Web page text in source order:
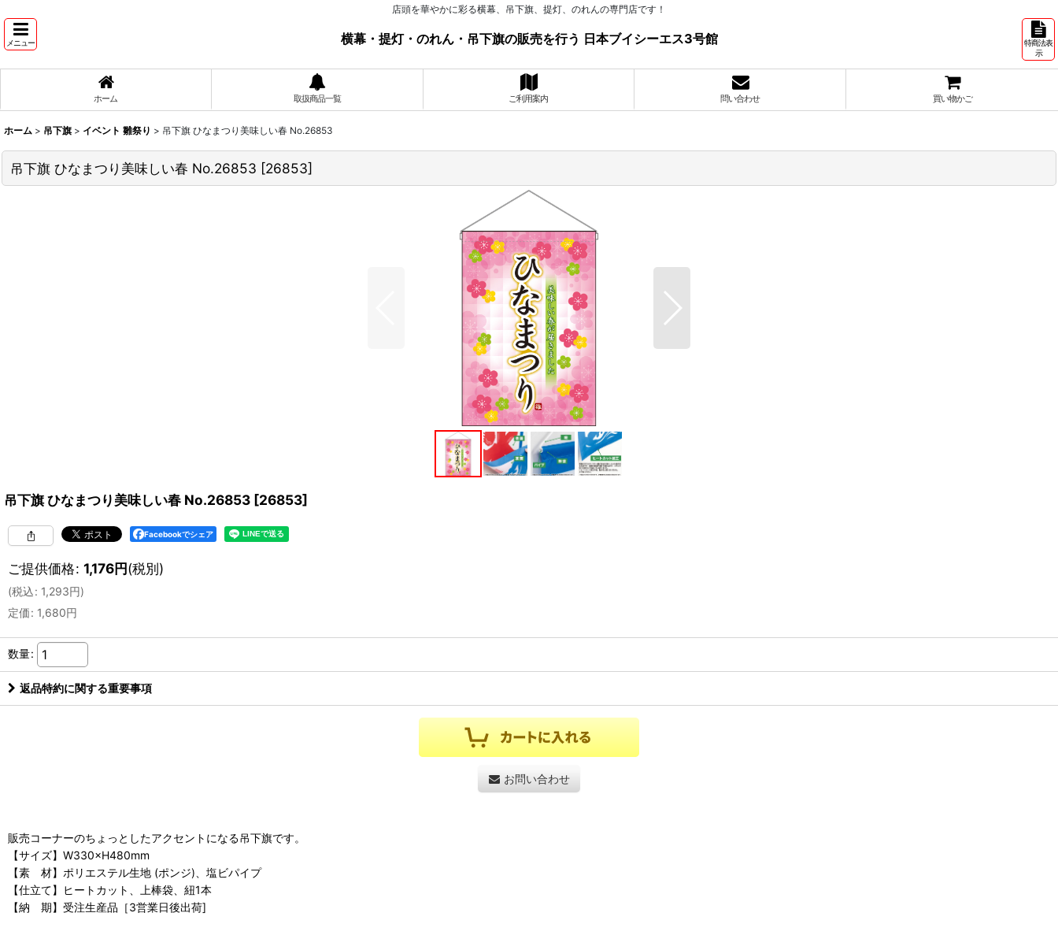
店頭を華やかに彩る横幕、吊下旗、提灯、のれんの専門店です！
メニュー 横幕・提灯・のれん・吊下旗の販売を行う 日本ブイシーエス3号館
特商法表
示
ホーム 取扱商品一覧 ご利用案内 問い合わせ 買い物かご
ホーム > 吊下旗 > イベント 雛祭り > 吊下旗 ひなまつり美味しい春 No.26853
吊下旗 ひなまつり美味しい春 No.26853 [26853]
吊下旗 ひなまつり美味しい春 No.26853 [26853]
Facebookでシェア
ご提供価格: 1,176円(税別)
(税込: 1,293円)
定価: 1,680円
数量:
返品特約に関する重要事項
お問い合わせ
販売コーナーのちょっとしたアクセントになる吊下旗です。
【サイズ】W330×H480mm
【素 材】ポリエステル生地 (ポンジ)、塩ビパイプ
【仕立て】ヒートカット、上棒袋、紐1本
【納 期】受注生産品［3営業日後出荷]